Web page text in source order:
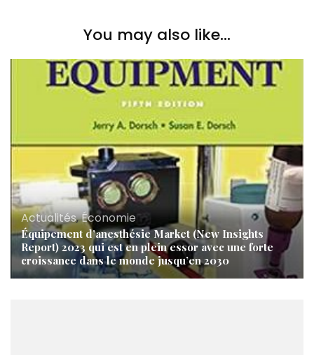
You may also like...
Actualités,Économie
Équipement d’anesthésie Market (New Insights
Report) 2023 qui est en plein essor avec une forte
croissance dans le monde jusqu’en 2030